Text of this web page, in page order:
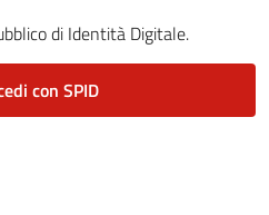
di Identità Digitale.
con SPID